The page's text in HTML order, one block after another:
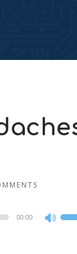
00:00
Use